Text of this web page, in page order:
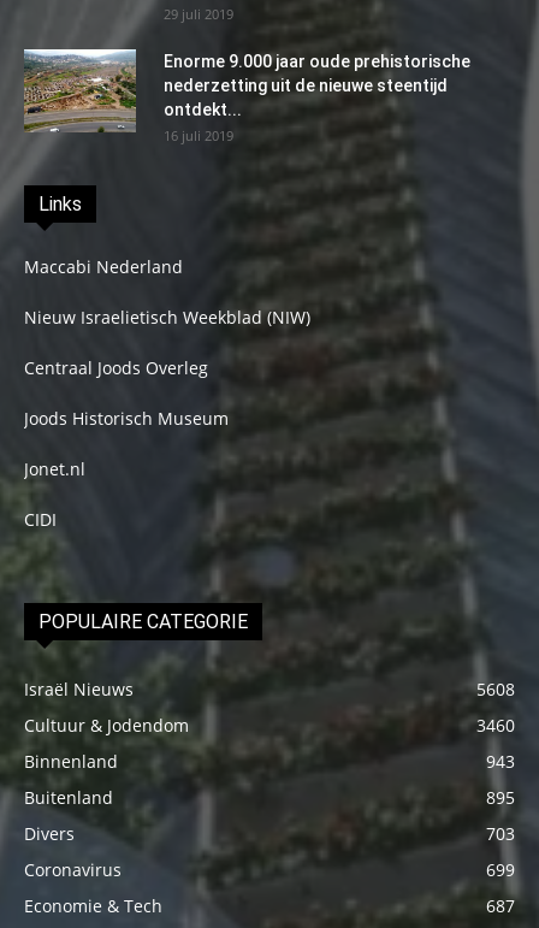
29 juli 2019
Enorme 9.000 jaar oude prehistorische
nederzetting uit de nieuwe steentijd
ontdekt...
16 juli 2019
Links
Maccabi Nederland
Nieuw Israelietisch Weekblad (NIW)
Centraal Joods Overleg
Joods Historisch Museum
Jonet.nl
CIDI
POPULAIRE CATEGORIE
Israël Nieuws
5608
Cultuur & Jodendom
3460
Binnenland
943
Buitenland
895
Divers
703
Coronavirus
699
Economie & Tech
687